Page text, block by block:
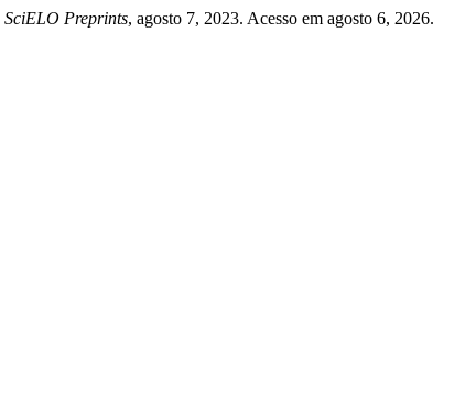
SciELO Preprints, agosto 7, 2023. Acesso em agosto 6, 2026.